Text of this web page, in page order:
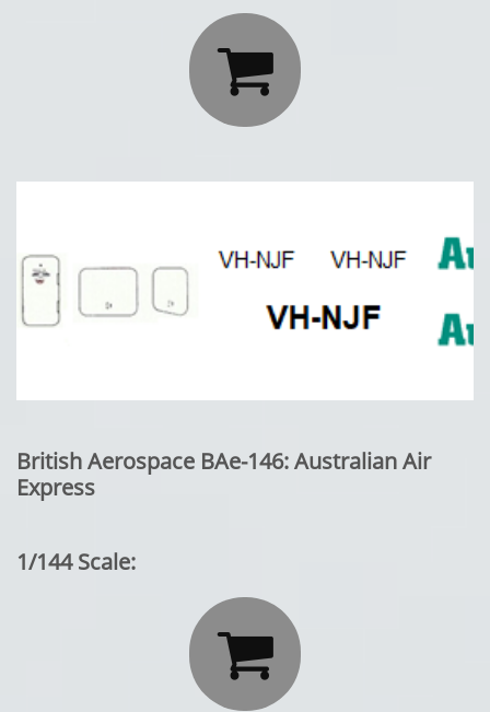

British Aerospace BAe-146: Australian Air
Express
1/144 Scale:
